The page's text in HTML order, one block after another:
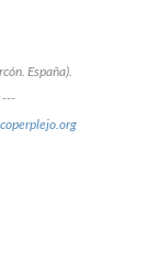
España).
---